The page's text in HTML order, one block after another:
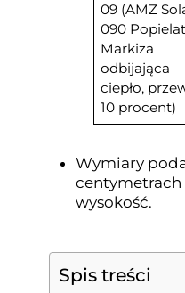
09 (AMZ
090
Markiza
odbijająca
ciepło,
10 procent)
Wymiary
centymetrach
wysokość.
Spis treści